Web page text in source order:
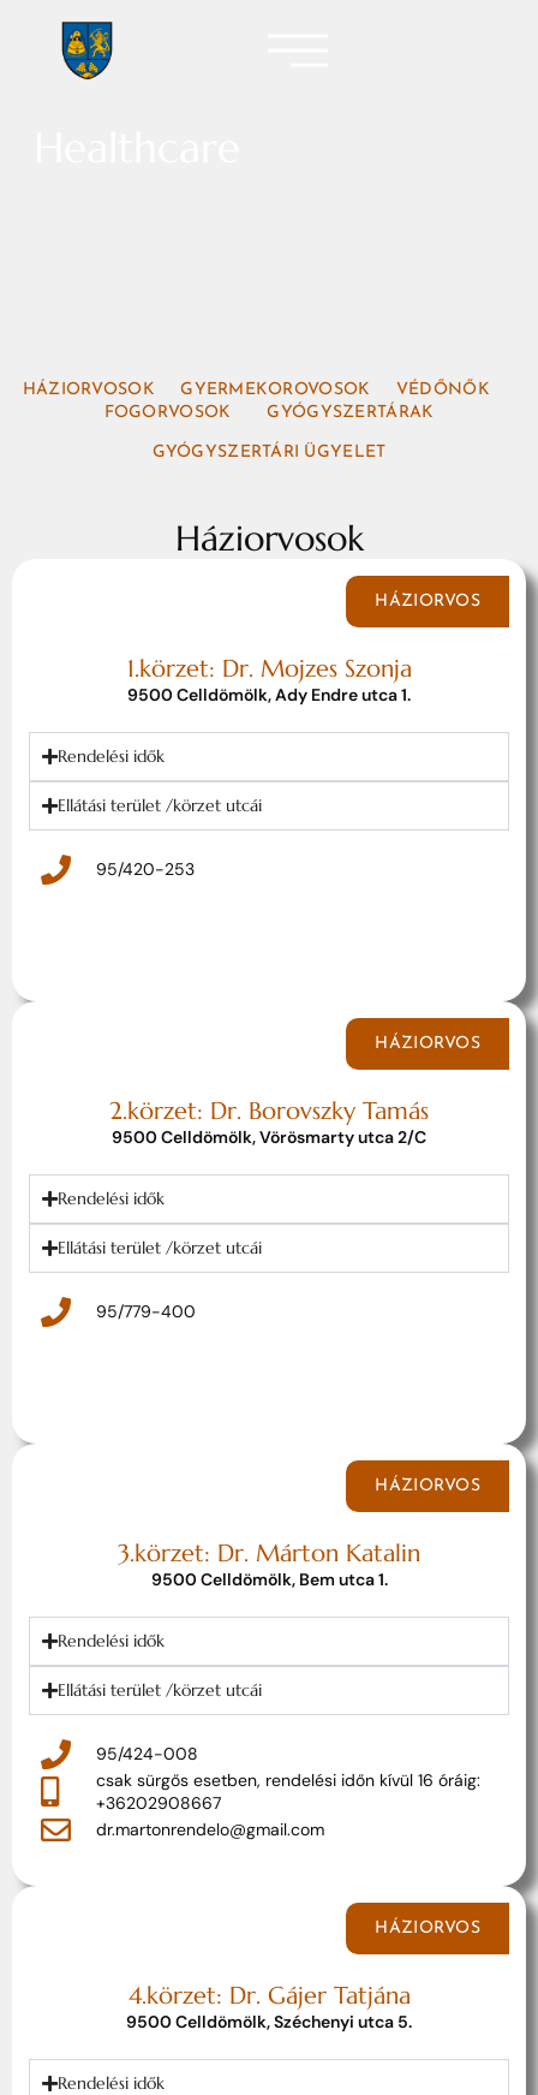
HÁZIORVOSOK GYERMEKOROVOSOK
VÉDŐNŐK
FOGORVOSOKGYÓGYSZERTÁRAK
GYÓGYSZERTÁRI ÜGYELET
Háziorvosok
HÁZIORVOS
1.körzet: Dr. Mojzes Szonja
9500 Celldömölk, Ady Endre utca 1.
Rendelési idők
Ellátási terület /körzet utcái
95/420-253
HÁZIORVOS
2.körzet: Dr. Borovszky Tamás
9500 Celldömölk, Vörösmarty utca 2/C
Rendelési idők
Ellátási terület /körzet utcái
95/779-400
HÁZIORVOS
3.körzet: Dr. Márton Katalin
9500 Celldömölk, Bem utca 1.
Rendelési idők
Ellátási terület /körzet utcái
95/424-008
csak sürgős esetben, rendelési időn kívül 16 óráig:
+36202908667
dr.martonrendelo@gmail.com
HÁZIORVOS
4.körzet: Dr. Gájer Tatjána
9500 Celldömölk, Széchenyi utca 5.
Rendelési idők